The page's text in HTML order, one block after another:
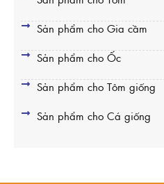
Sản phẩm cho Gia cầm
Sản phẩm cho Ốc
Sản phẩm cho Tôm giống
Sản phẩm cho Cá giống